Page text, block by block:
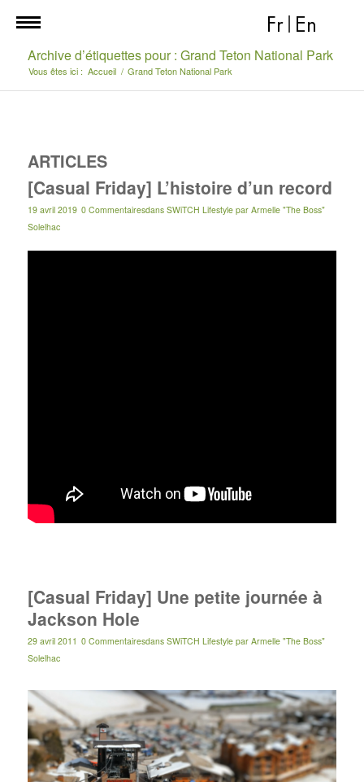
Fr En
Archive d’étiquettes pour : Grand Teton National Park
Vous êtes ici : Accueil / Grand Teton National Park
ARTICLES
[Casual Friday] L’histoire d’un record
19 avril 2019 0 Commentairesdans SWiTCH Lifestyle par Armelle "The Boss"
Solelhac
[Casual Friday] Une petite journée à
Jackson Hole
29 avril 2011 0 Commentairesdans SWiTCH Lifestyle par Armelle "The Boss"
Solelhac